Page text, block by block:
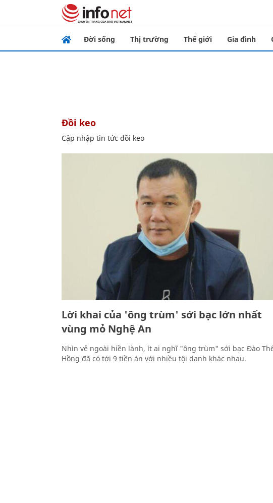
Đời sống Thị trường Thế giới Gia đình
đồi keo
Cập nhập tin tức đồi keo
Lời khai của 'ông trùm' sới bạc lớn nhất
vùng mỏ Nghệ An
Nhìn vẻ ngoài hiền lành, ít ai nghĩ "ông trùm" sới bạc Đào
Hồng đã có tới 9 tiền án với nhiều tội danh khác nhau.